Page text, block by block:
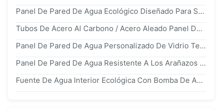
Panel De Pared De Agua Ecológico Diseñado Para Soluciones De Construcción Sostenibles Que Ofrecen Durabilidad Y Estilo Duraderos
Tubos De Acero Al Carbono / Acero Aleado Panel De Pared De Agua De Membrana Para Calderas Industriales Y Calderas De Centrales Eléctricas
Panel De Pared De Agua Personalizado De Vidrio Templado Diseñado Para Crear Elegantes Características De Agua En Entornos Corporativos Y De Hostelería
Panel De Pared De Agua Resistente A Los Arañazos Que Mantiene Su Apariencia Con El Tiempo, Ideal Para Espacios Comerciales Y Públicos De Alto Tráfico
Fuente De Agua Interior Ecológica Con Bomba De Agua Y Materiales Reciclables, Adecuada Para Proyectos De Construcción Ecológica